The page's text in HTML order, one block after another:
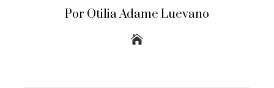
Por Otilia Adame Luevano